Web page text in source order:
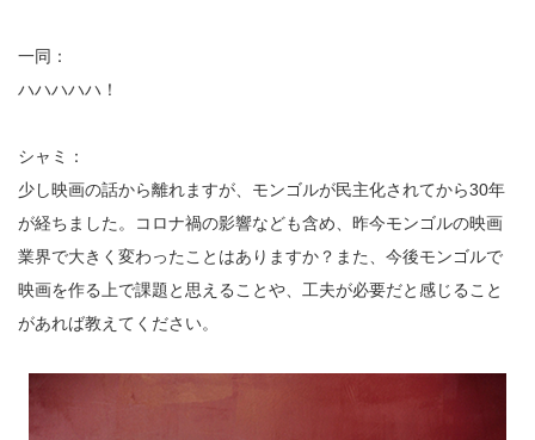
一同：
ハハハハハ！
シャミ：
少し映画の話から離れますが、モンゴルが民主化されてから30年
が経ちました。コロナ禍の影響なども含め、昨今モンゴルの映画
業界で大きく変わったことはありますか？また、今後モンゴルで
映画を作る上で課題と思えることや、工夫が必要だと感じること
があれば教えてください。